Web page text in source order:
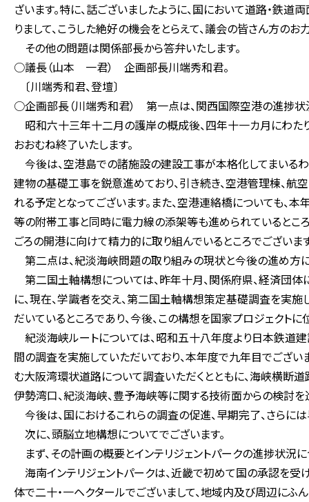
ざいます。特に、話ございましたように、国において道路・鉄
りまして、こうした絶好の機会をとらえて、議会の皆さん方の
その他の問題は関係部長から答弁いたします。
○議長（山本 一君） 企画部長川端秀和君。
〔川端秀和君、登壇〕
○企画部長（川端秀和君） 第一点は、関西国際空港の進捗状
昭和六十三年十二月の護岸の概成後、四年十一カ月にわた
おおむね終了いたします。
今後は、空港島での諸施設の建設工事が本格化してまいる
建物の基礎工事を鋭意進めており、引き続き、空港管理棟、
れる予定となってございます。また、空港連絡橋についても、
等の附帯工事と同時に電力線の添架等も進められているとこ
ごろの開港に向けて精力的に取り組んでいるところでございま
第二点は、紀淡海峡問題の取り組みの現状と今後の進め方に
第二国土軸構想については、昨年十月、関係府県、経済団
に、現在、学識者を交え、第二国土軸構想策定基礎調査を実施
だいているところであり、今後、この構想を国家プロジェクト
紀淡海峡ルートについては、昭和五十八年度より日本鉄道
間の調査を実施していただいており、本年度で九年目でござ
む大阪湾環状道路について調査いただくとともに、海峡横断
伊勢湾口、紀淡海峡、豊予海峡等に関する技術面からの検討を
今後は、国におけるこれらの調査の促進、早期完了、さらに
次に、頭脳立地構想についてでございます。
まず、その計画の概要とインテリジェントパークの進捗状況
海南インテリジェントパークは、近畿で初めて国の承認を
体で二十・一ヘクタールでございまして、地域内及び周辺にふ